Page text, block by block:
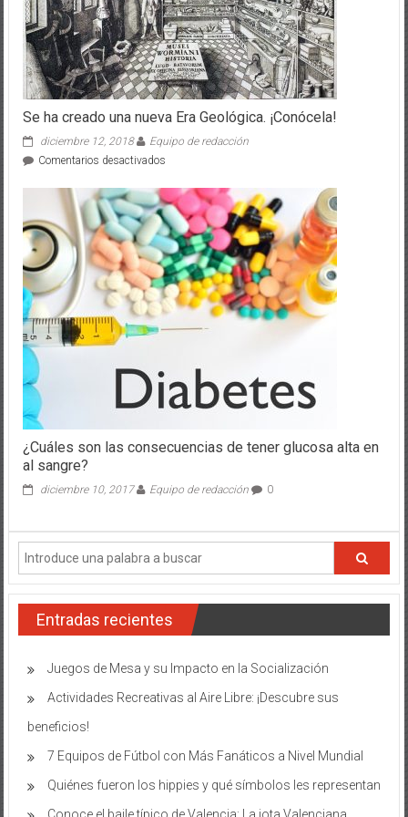
Se ha creado una nueva Era Geológica. ¡Conócela!
diciembre 12, 2018
Equipo de redacción
Comentarios desactivadosen
ha
creado
una
nueva
Era
Geológica.
¡Conócela!
¿Cuáles son las consecuencias de tener glucosa alta en
al sangre?
diciembre 10, 2017 Equipo de redacción 0
Entradas recientes
Juegos de Mesa y su Impacto en la Socialización
Actividades Recreativas al Aire Libre: ¡Descubre sus
beneficios!
7 Equipos de Fútbol con Más Fanáticos a Nivel Mundial
Quiénes fueron los hippies y qué símbolos les representan
Conoce el baile típico de Valencia: La jota Valenciana